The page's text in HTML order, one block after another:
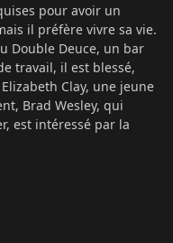
pour avoir un
il préfère vivre sa vie.
Double Deuce, un bar
travail, il est blessé,
Clay, une jeune
Brad Wesley, qui
est intéressé par la